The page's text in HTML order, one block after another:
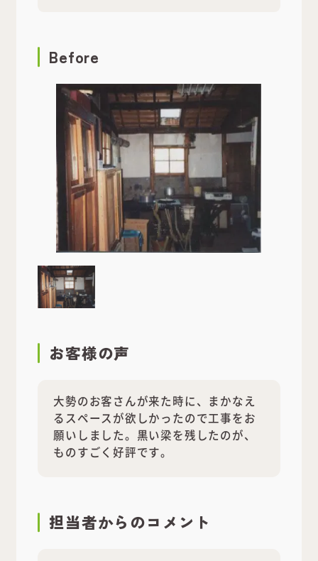
Before
お客様の声
大勢のお客さんが来た時に、まかなえ
るスペースが欲しかったので工事をお
願いしました。黒い梁を残したのが、
ものすごく好評です。
担当者からのコメント